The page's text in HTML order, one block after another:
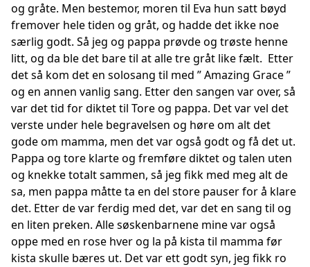
og gråte. Men bestemor, moren til Eva hun satt bøyd
fremover hele tiden og gråt, og hadde det ikke noe
særlig godt. Så jeg og pappa prøvde og trøste henne
litt, og da ble det bare til at alle tre gråt like fælt. Etter
det så kom det en solosang til med ” Amazing Grace ”
og en annen vanlig sang. Etter den sangen var over, så
var det tid for diktet til Tore og pappa. Det var vel det
verste under hele begravelsen og høre om alt det
gode om mamma, men det var også godt og få det ut.
Pappa og tore klarte og fremføre diktet og talen uten
og knekke totalt sammen, så jeg fikk med meg alt de
sa, men pappa måtte ta en del store pauser for å klare
det. Etter de var ferdig med det, var det en sang til og
en liten preken. Alle søskenbarnene mine var også
oppe med en rose hver og la på kista til mamma før
kista skulle bæres ut. Det var ett godt syn, jeg fikk ro